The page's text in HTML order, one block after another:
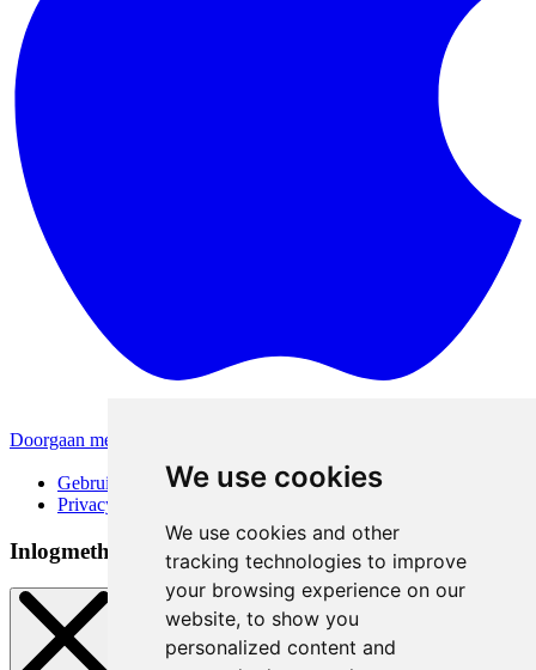
We use cookies
We use cookies and other
tracking technologies to improve
your browsing experience on our
website, to show you
personalized content and
Doorgaan met Apple
Gebruiksvoorwaarden
Privacybeleid
Inlogmethoden